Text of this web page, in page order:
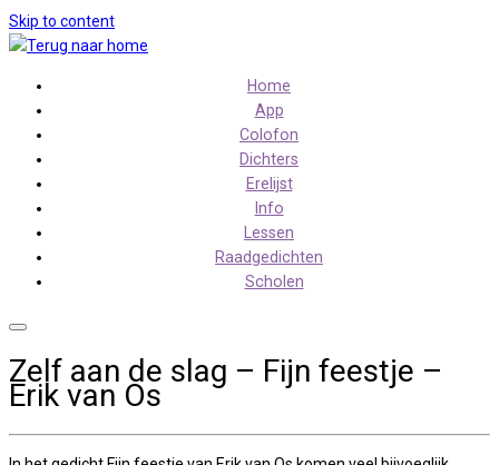
Skip to content
Home
App
Colofon
Dichters
Erelijst
Info
Lessen
Raadgedichten
Scholen
Zelf aan de slag – Fijn feestje –
Erik van Os